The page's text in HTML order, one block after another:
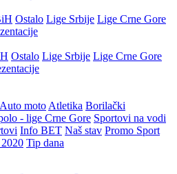
Ostalo Lige Srbije Lige Crne Gore
Ostalo Lige Srbije Lige Crne Gore
Auto moto Atletika Borilački
- lige Crne Gore Sportovi na vodi
Info BET Naš stav Promo Sport
Tip dana